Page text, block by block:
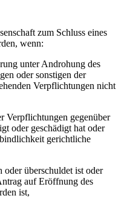
zum Schluss eines
wenn:
unter Androhung des
oder sonstigen der
Verpflichtungen nicht
Verpflichtungen gegenüber
oder geschädigt hat oder
gerichtliche
oder überschuldet ist oder
auf Eröffnung des
ist,